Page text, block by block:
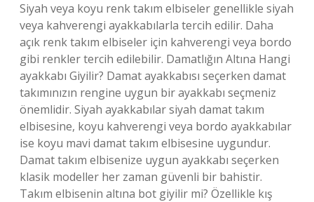
Siyah veya koyu renk takım elbiseler genellikle siyah
veya kahverengi ayakkabılarla tercih edilir. Daha
açık renk takım elbiseler için kahverengi veya bordo
gibi renkler tercih edilebilir. Damatlığın Altına Hangi
ayakkabı Giyilir? Damat ayakkabısı seçerken damat
takımınızın rengine uygun bir ayakkabı seçmeniz
önemlidir. Siyah ayakkabılar siyah damat takım
elbisesine, koyu kahverengi veya bordo ayakkabılar
ise koyu mavi damat takım elbisesine uygundur.
Damat takım elbisenize uygun ayakkabı seçerken
klasik modeller her zaman güvenli bir bahistir.
Takım elbisenin altına bot giyilir mi? Özellikle kış